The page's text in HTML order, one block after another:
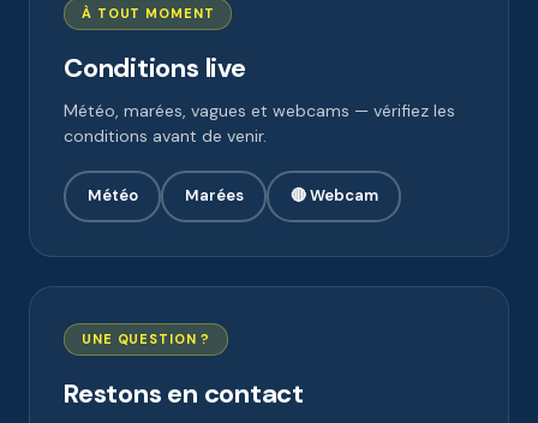
À TOUT MOMENT
Conditions live
Météo, marées, vagues et webcams — vérifiez les
conditions avant de venir.
Météo Marées 🔴 Webcam
UNE QUESTION ?
Restons en contact